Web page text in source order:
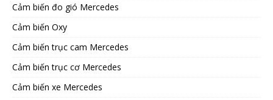
Cảm biến đo gió Mercedes
Cảm biến Oxy
Cảm biến trục cam Mercedes
Cảm biến trục cơ Mercedes
Cảm biến xe Mercedes